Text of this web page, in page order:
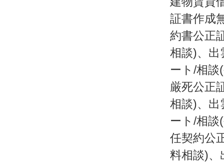
証書作成
約書公正
相談)、出
ート/相談
厳死公正
相談)、出
ート/相談
任契約公
料相談)、